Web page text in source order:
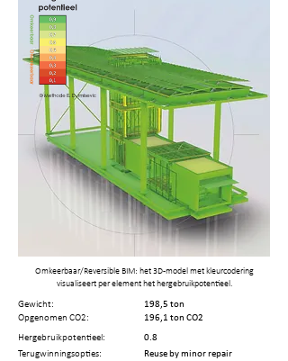
Omkeerbaar/Reversible BIM: het 3D-model met kleurcodering
visualiseert per element het hergebruikpotentieel.
Gewicht:
198,5 ton
Opgenomen CO2:
196,1 ton CO2
Hergebruikpotentieel:
0.8
Terugwinningsopties:
Reuse by minor repair